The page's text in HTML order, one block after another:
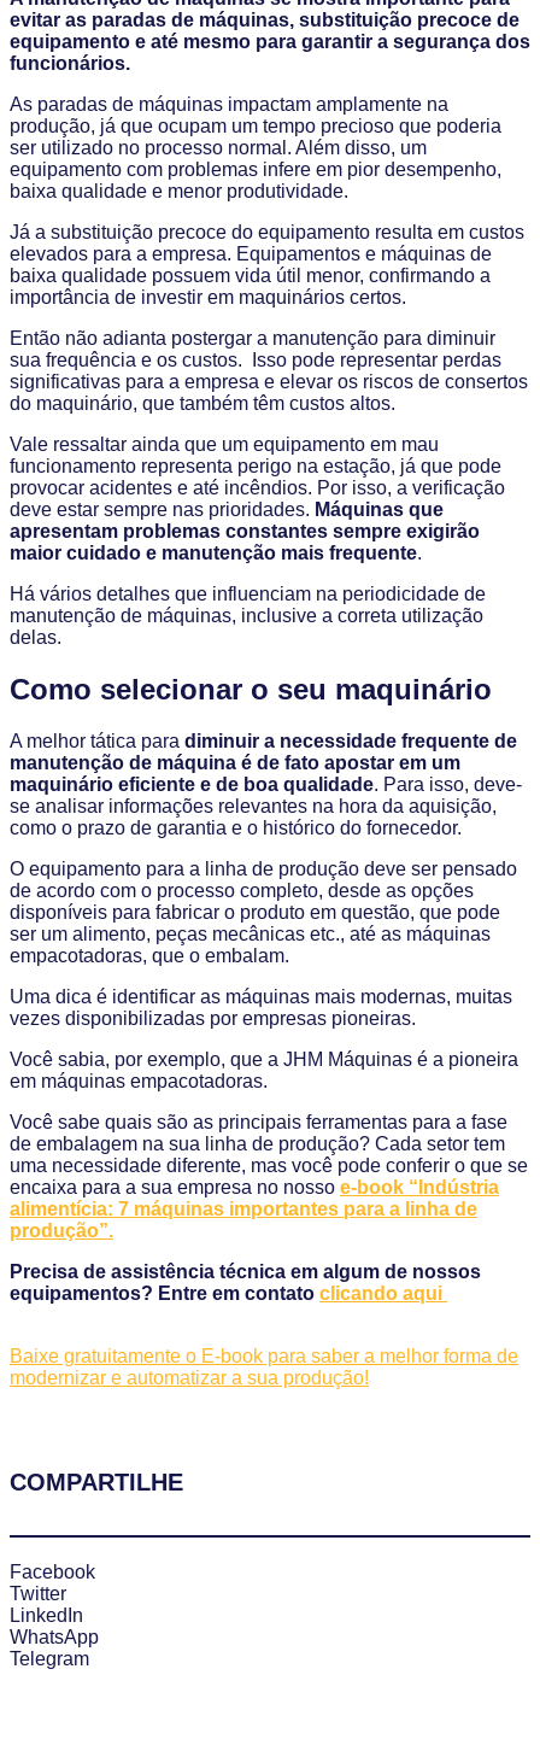
evitar as paradas de máquinas, substituição precoce de
equipamento e até mesmo para garantir a segurança dos
funcionários.
As paradas de máquinas impactam amplamente na
produção, já que ocupam um tempo precioso que poderia
ser utilizado no processo normal. Além disso, um
equipamento com problemas infere em pior desempenho,
baixa qualidade e menor produtividade.
Já a substituição precoce do equipamento resulta em custos
elevados para a empresa. Equipamentos e máquinas de
baixa qualidade possuem vida útil menor, confirmando a
importância de investir em maquinários certos.
Então não adianta postergar a manutenção para diminuir
sua frequência e os custos. Isso pode representar perdas
significativas para a empresa e elevar os riscos de consertos
do maquinário, que também têm custos altos.
Vale ressaltar ainda que um equipamento em mau
funcionamento representa perigo na estação, já que pode
provocar acidentes e até incêndios. Por isso, a verificação
deve estar sempre nas prioridades. Máquinas que
apresentam problemas constantes sempre exigirão
maior cuidado e manutenção mais frequente.
Há vários detalhes que influenciam na periodicidade de
manutenção de máquinas, inclusive a correta utilização
delas.
Como selecionar o seu maquinário
A melhor tática para diminuir a necessidade frequente de
manutenção de máquina é de fato apostar em um
maquinário eficiente e de boa qualidade. Para isso, deve-
se analisar informações relevantes na hora da aquisição,
como o prazo de garantia e o histórico do fornecedor.
O equipamento para a linha de produção deve ser pensado
de acordo com o processo completo, desde as opções
disponíveis para fabricar o produto em questão, que pode
ser um alimento, peças mecânicas etc., até as máquinas
empacotadoras, que o embalam.
Uma dica é identificar as máquinas mais modernas, muitas
vezes disponibilizadas por empresas pioneiras.
Você sabia, por exemplo, que a JHM Máquinas é a pioneira
em máquinas empacotadoras.
Você sabe quais são as principais ferramentas para a fase
de embalagem na sua linha de produção? Cada setor tem
uma necessidade diferente, mas você pode conferir o que se
encaixa para a sua empresa no nosso e-book “ Indústria
alimentícia: 7 máquinas importantes para a linha de
produção”.
Precisa de assistência técnica em algum de nossos
equipamentos? Entre em contato clicando aqui
Baixe gratuitamente o E-book para saber a melhor forma de
modernizar e automatizar a sua produção!
COMPARTILHE
Facebook
Twitter
LinkedIn
WhatsApp
Telegram